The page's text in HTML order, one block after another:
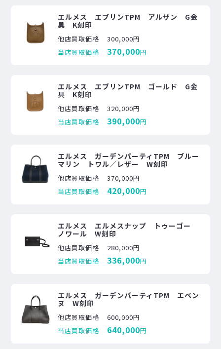
エルメス エブリンTPM アルザン G金
具 K刻印
他店買取価格
300,000円
当店買取価格
370,000円
エルメス エブリンTPM ゴールド G金
具 K刻印
他店買取価格
320,000円
当店買取価格
390,000円
エルメス ガーデンパーティTPM ブルー
マリン トワル／レザー W刻印
他店買取価格
370,000円
当店買取価格
420,000円
エルメス エルメスナップ トゥーゴー
ノワール W刻印
他店買取価格
280,000円
当店買取価格
336,000円
エルメス ガーデンパーティTPM エベン
ヌ W刻印
他店買取価格
600,000円
当店買取価格
640,000円